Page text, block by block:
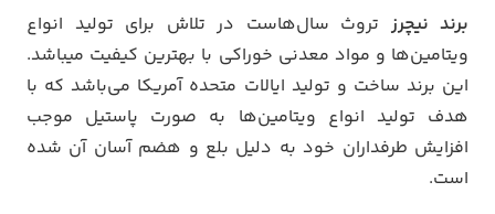
برند نیچرز تروث سال‌هاست در تلاش برای تولید انواع
ویتامین‌ها و مواد معدنی خوراکی با بهترین کیفیت میباشد.
این برند ساخت و تولید ایالات متحده آمریکا می‌باشد که با
هدف تولید انواع ویتامین‌ها به صورت پاستیل موجب
افزایش طرفداران خود به دلیل بلع و هضم آسان آن شده
است.